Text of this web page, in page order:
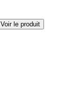
Voir le produit